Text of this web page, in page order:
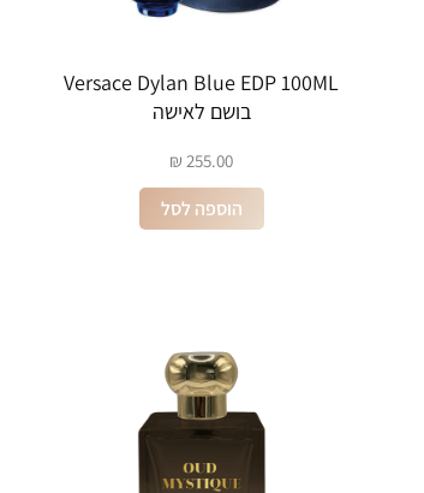
Versace Dylan Blue EDP 100ML
בושם לאישה
255.00
₪
הוספה לסל